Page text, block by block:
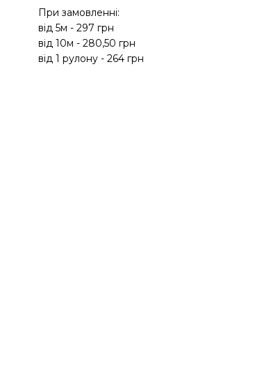
При замовленні:
від 5м - 297 грн
від 10м - 280,50 грн
від 1 рулону - 264 грн